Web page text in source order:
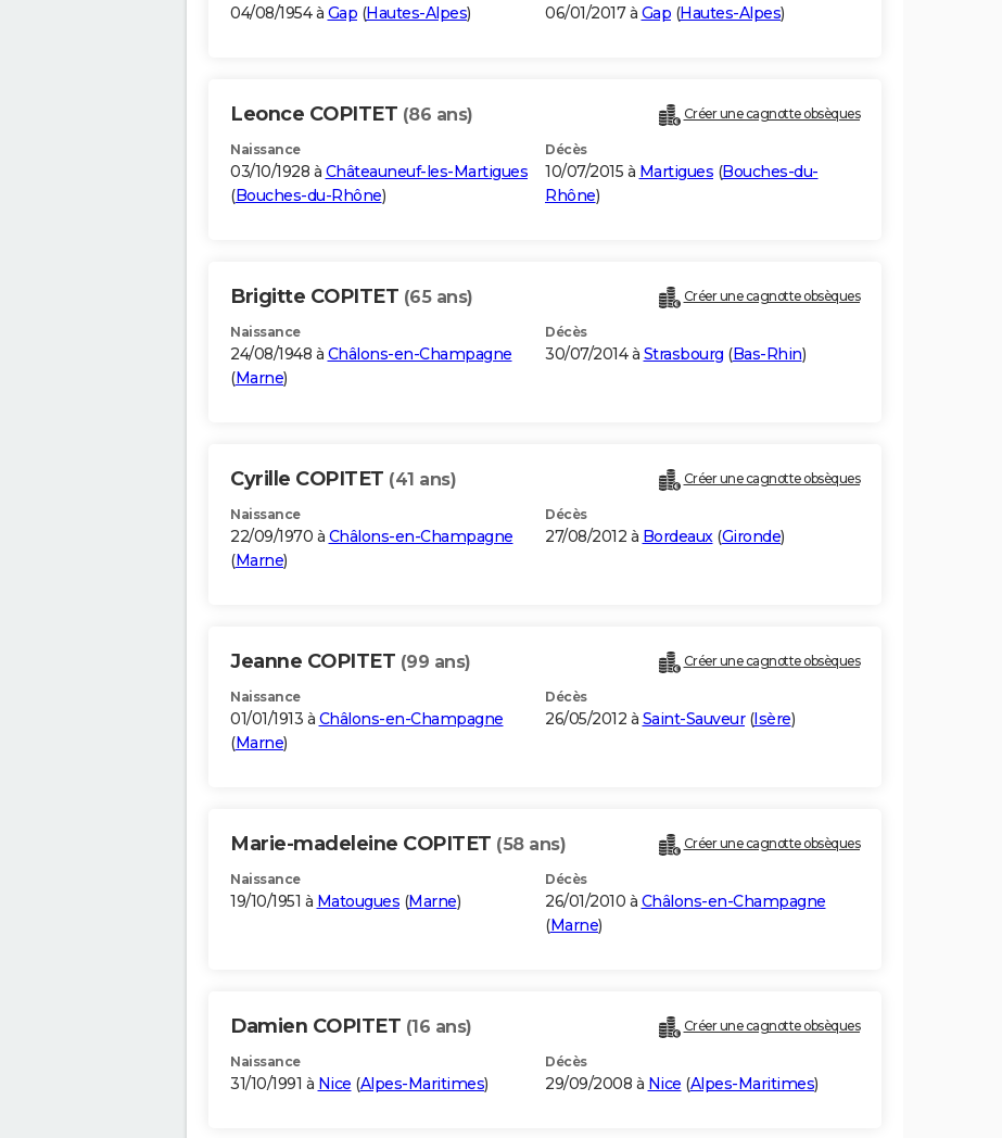
04/08/1954 à Gap (Hautes-Alpes) 06/01/2017 à Gap (Hautes-Alpes)
Leonce COPITET (86 ans) Créer une cagnotte obsèques
Naissance
03/10/1928 à Châteauneuf-les-Martigues
(Bouches-du-Rhône)
Décès
10/07/2015 à Martigues (Bouches-du-
Rhône)
Brigitte COPITET (65 ans) Créer une cagnotte obsèques
Naissance
24/08/1948 à Châlons-en-Champagne
(Marne)
Décès
30/07/2014 à Strasbourg (Bas-Rhin)
Cyrille COPITET (41 ans) Créer une cagnotte obsèques
Naissance
22/09/1970 à Châlons-en-Champagne
(Marne)
Décès
27/08/2012 à Bordeaux(Gironde)
Jeanne COPITET (99 ans) Créer une cagnotte obsèques
Naissance
01/01/1913 à Châlons-en-Champagne
(Marne)
Décès
26/05/2012 à Saint-Sauveur(Isère)
Marie-madeleine COPITET (58 ans) Créer une cagnotte obsèques
Naissance
19/10/1951 à Matougues (Marne)
Décès
26/01/2010 à Châlons-en-Champagne
(Marne)
Damien COPITET (16 ans) Créer une cagnotte obsèques
Naissance
31/10/1991 à Nice (Alpes-Maritimes)
Décès
29/09/2008 à Nice (Alpes-Maritimes)